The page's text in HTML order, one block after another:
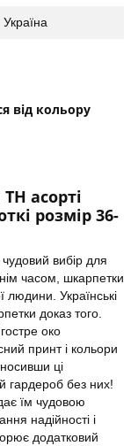
Україна
від кольору
асорті
розмір 36-
вибір для
часом, шкарпетки
Українські
доказ того.
око
принт і кольори
ці
гардероб без них!
їм чудовою
надійності і
додатковий